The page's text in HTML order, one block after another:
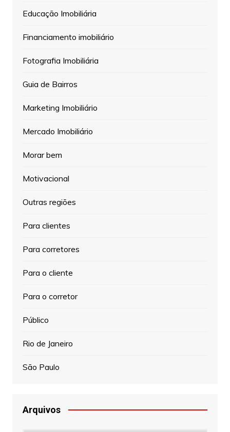
Educação Imobiliária
Financiamento imobiliário
Fotografia Imobiliária
Guia de Bairros
Marketing Imobiliário
Mercado Imobiliário
Morar bem
Motivacional
Outras regiões
Para clientes
Para corretores
Para o cliente
Para o corretor
Público
Rio de Janeiro
São Paulo
Arquivos